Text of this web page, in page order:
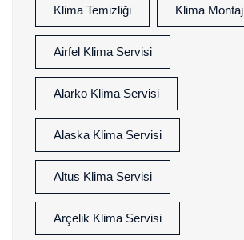
Klima Temizliği Klima Montaj
Airfel Klima Servisi
Alarko Klima Servisi
Alaska Klima Servisi
Altus Klima Servisi
Arçelik Klima Servisi